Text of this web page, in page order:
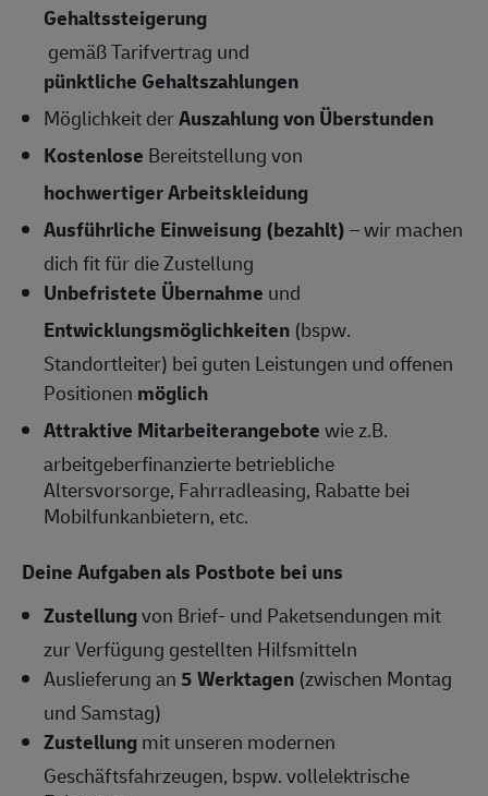
Gehaltssteigerung
gemäß Tarifvertrag und
pünktliche Gehaltszahlungen
Möglichkeit derAuszahlung von Überstunden
Kostenlose Bereitstellung von
hochwertiger Arbeitskleidung
Ausführliche Einweisung (bezahlt)– wir machen
dich fit für die Zustellung
Unbefristete Übernahme und
Entwicklungsmöglichkeiten (bspw.
Standortleiter) bei guten Leistungen und offenen
Positionen möglich
Attraktive Mitarbeiterangebotewie z.B.
arbeitgeberfinanzierte betriebliche
Altersvorsorge, Fahrradleasing, Rabatte bei
Mobilfunkanbietern, etc.
Deine Aufgaben als Postbote bei uns
Zustellungvon Brief- und Paketsendungen mit
zur Verfügung gestellten Hilfsmitteln
Auslieferung an5 Werktagen (zwischen Montag
und Samstag)
Zustellungmit unseren modernen
Geschäftsfahrzeugen, bspw. vollelektrische